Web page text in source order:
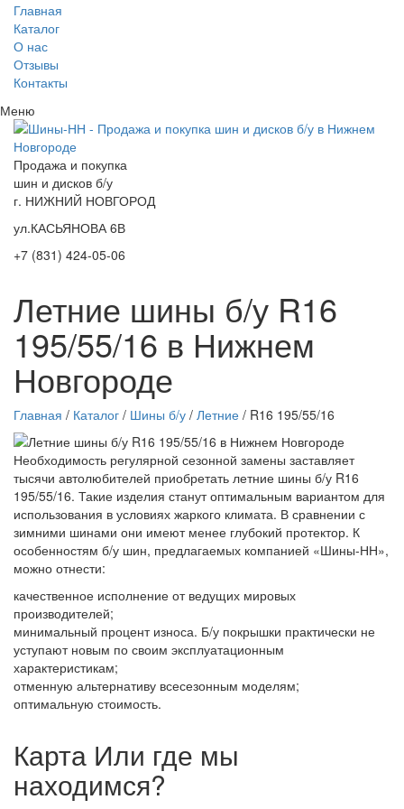
Главная
Каталог
О нас
Отзывы
Контакты
Меню
Продажа и покупка
шин и дисков б/у
г. НИЖНИЙ НОВГОРОД
ул.КАСЬЯНОВА 6В
+7 (831) 424-05-06
Летние шины б/у R16
195/55/16 в Нижнем
Новгороде
Главная / Каталог / Шины б/у / Летние / R16 195/55/16
Необходимость регулярной сезонной замены заставляет
тысячи автолюбителей приобретать летние шины б/у R16
195/55/16. Такие изделия станут оптимальным вариантом для
использования в условиях жаркого климата. В сравнении с
зимними шинами они имеют менее глубокий протектор. К
особенностям б/у шин, предлагаемых компанией «Шины-НН»,
можно отнести:
качественное исполнение от ведущих мировых
производителей;
минимальный процент износа. Б/у покрышки практически не
уступают новым по своим эксплуатационным
характеристикам;
отменную альтернативу всесезонным моделям;
оптимальную стоимость.
Карта Или где мы
находимся?